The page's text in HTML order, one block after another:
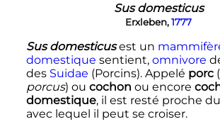
Sus domesticus
Erxleben,1777
Sus domesticusest un
domestique sentient, omnivore
des Suidae (Porcins). Appelé porc
porcus) ou cochon ou encore
domestique, il est resté proche du
avec lequel il peut se croiser.